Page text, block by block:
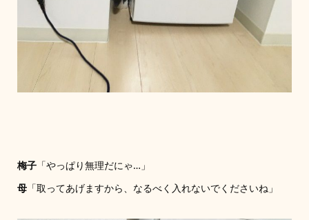
梅子「やっぱり無理だにゃ…」
母「取ってあげますから、なるべく入れないでくださいね」